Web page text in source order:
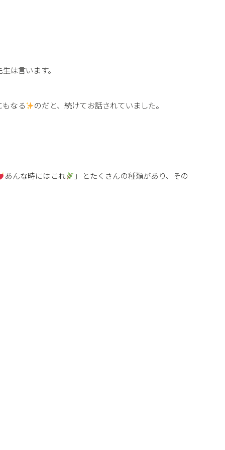
は言います。
なる のだと、続けてお話されていました。
あんな時にはこれ
」とたくさんの種類があり、その